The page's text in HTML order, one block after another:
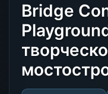
Bridge